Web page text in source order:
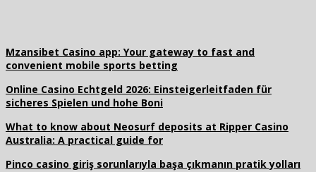
Mzansibet Casino app: Your gateway to fast and
convenient mobile sports betting
Online Casino Echtgeld 2026: Einsteigerleitfaden für
sicheres Spielen und hohe Boni
What to know about Neosurf deposits at Ripper Casino
Australia: A practical guide for
Pinco casino giriş sorunlarıyla başa çıkmanın pratik yolları